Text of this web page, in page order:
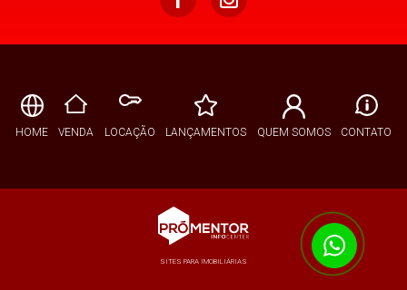
HOME VENDA LOCAÇÃO LANÇAMENTOS QUEM SOMOS CONTATO
SITES PARA IMOBILIÁRIAS